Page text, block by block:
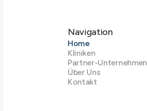
Navigation
Home
Kliniken
Partner-Unternehmen
Über Uns
Kontakt